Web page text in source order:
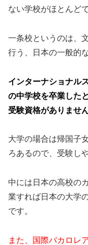
ない学校がほとんどで
一条校というのは、
行う、日本の一般的
インターナショナル
の中学校を卒業した
受験資格がありません
大学の場合は帰国子
ろあるので、受験し
中には日本の高校の
業すれば日本の大学
です。
また、国際バカロレ